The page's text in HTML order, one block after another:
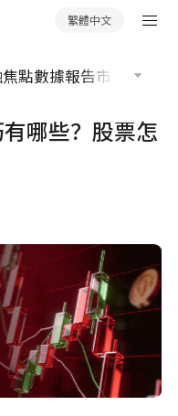
繁體中文
點數據報告市場分析
哪些？股票怎